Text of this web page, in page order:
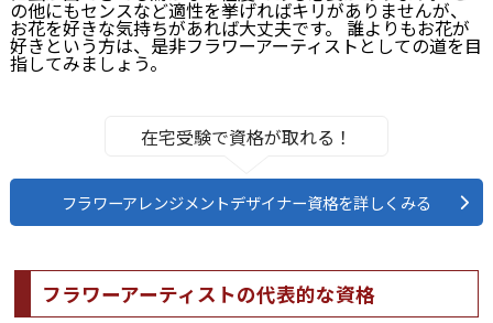
の他にもセンスなど適性を挙げればキリがありませんが、
お花を好きな気持ちがあれば大丈夫です。 誰よりもお花が
好きという方は、是非フラワーアーティストとしての道を目
指してみましょう。
在宅受験で資格が取れる！
フラワーアレンジメントデザイナー資格を詳しくみる
フラワーアーティストの代表的な資格